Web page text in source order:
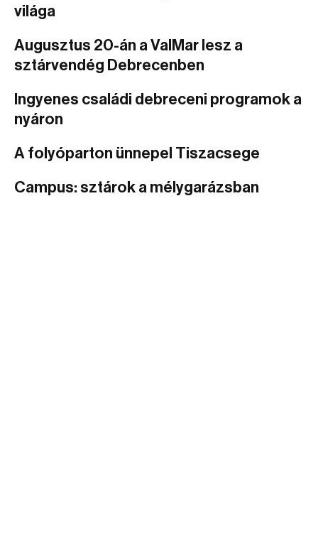
világa
Augusztus 20-án a ValMar lesz a
sztárvendég Debrecenben
Ingyenes családi debreceni programok a
nyáron
A folyóparton ünnepel Tiszacsege
Campus: sztárok a mélygarázsban